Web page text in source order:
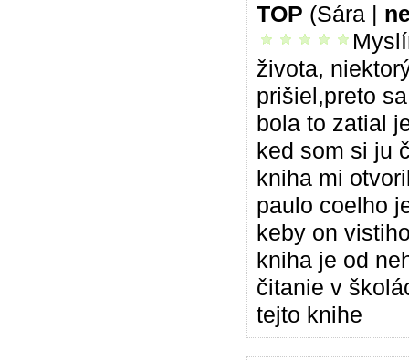
TOP (Sára |
vrelo odporúčam
života,
prišiel,preto
bola to zatial
ked som si ju
kniha mi
paulo coelho
keby on
kniha je od
čitanie v
tejto knihe